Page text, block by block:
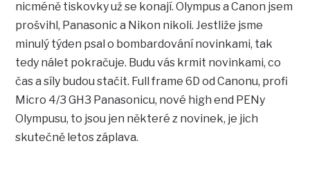
nicméně tiskovky už se konají. Olympus a Canon jsem
prošvihl, Panasonic a Nikon nikoli. Jestliže jsme
minulý týden psal o bombardování novinkami, tak
tedy nálet pokračuje. Budu vás krmit novinkami, co
čas a síly budou stačit. Full frame 6D od Canonu, profi
Micro 4/3 GH3 Panasonicu, nové high end PENy
Olympusu, to jsou jen některé z novinek, je jich
skutečně letos záplava.